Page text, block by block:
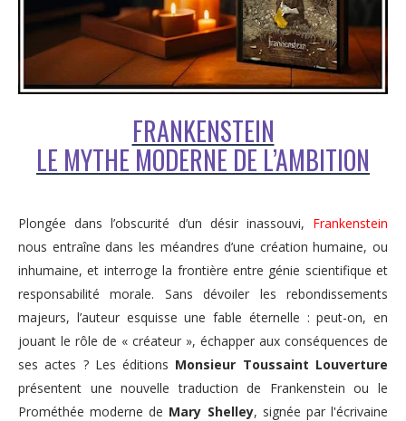
FRANKENSTEIN
LE MYTHE MODERNE DE L’AMBITION
Plongée dans l’obscurité d’un désir inassouvi, Frankenstein
nous entraîne dans les méandres d’une création humaine, ou
inhumaine, et interroge la frontière entre génie scientifique et
responsabilité morale. Sans dévoiler les rebondissements
majeurs, l’auteur esquisse une fable éternelle : peut-on, en
jouant le rôle de « créateur », échapper aux conséquences de
ses actes ? Les éditions Monsieur Toussaint Louverture
présentent une nouvelle traduction de Frankenstein ou le
Prométhée moderne de Mary Shelley, signée par l'écrivaine